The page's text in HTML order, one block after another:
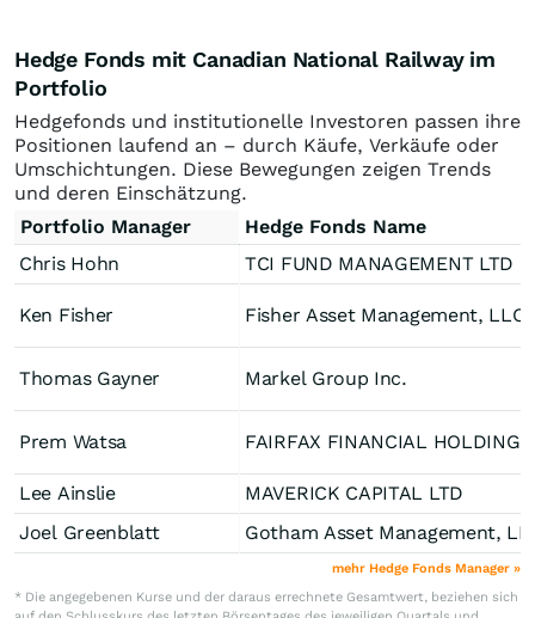
Hedge Fonds mit Canadian National Railway im
Portfolio
Hedgefonds und institutionelle Investoren passen ihre
Positionen laufend an – durch Käufe, Verkäufe oder
Umschichtungen. Diese Bewegungen zeigen Trends
und deren Einschätzung.
Portfolio Manager
Hedge Fonds Name
Chris Hohn
TCI FUND MANAGEMENT LTD
Ken Fisher Fisher Asset Management, LLC
Thomas Gayner Markel Group Inc.
Prem Watsa
Lee Ainslie
MAVERICK CAPITAL LTD
Joel Greenblatt
Gotham Asset Management,
mehr Hedge Fonds Manager »
* Die angegebenen Kurse und der daraus errechnete Gesamtwert, beziehen sich